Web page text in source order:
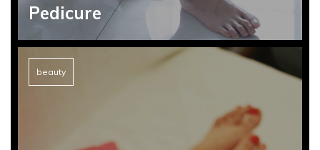
Pedicure
beauty